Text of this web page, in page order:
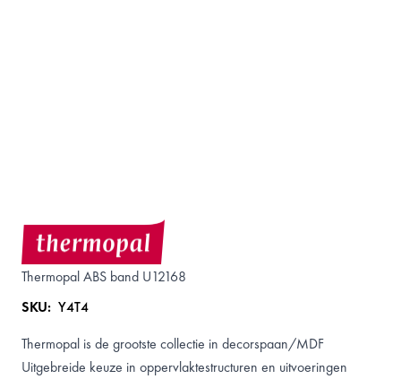
Thermopal ABS band U12168
SKU: Y4T4
Thermopal is de grootste collectie in decorspaan/MDF
Uitgebreide keuze in oppervlaktestructuren en uitvoeringen